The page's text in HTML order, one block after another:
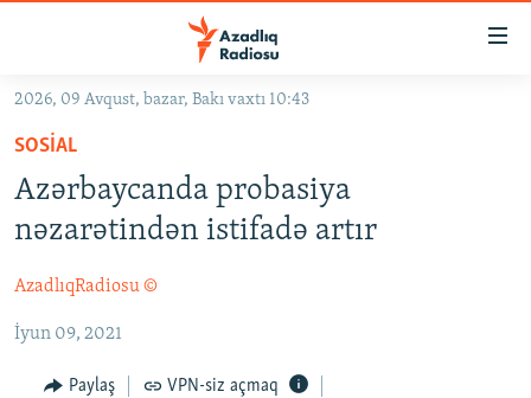
Əsas
qayıt
Əsas
naviqasiyaya
qayıt
Axtarışa
GÜNDƏM
#İZAHLA
KORRUPSIOMETR
FƏRQƏ BAX
QANUNI DOĞRU
ARAŞDIRMA
2026, 09 Avqust, bazar, Bakı vaxtı 10:43
SOSIAL
Azərbaycanda probasiya
nəzarətindən istifadə artır
AzadlıqRadiosu ©
İyun 09, 2021
Paylaş VPN-siz açmaq